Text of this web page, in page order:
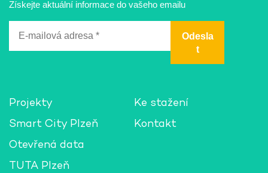
Získejte aktuální informace do vašeho emailu
mailová
Projekty
Smart City Plzeň
Ke stažení
Kontakt
Otevřená data
TUTA Plzeň